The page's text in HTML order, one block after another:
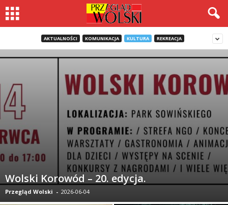
AKTUALNOŚCI KOMUNIKACJA KULTURA REKREACJA
Wolski Korowód – 20. edycja.
Przegląd Wolski - 2026-06-04